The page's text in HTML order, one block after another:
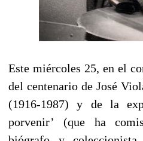
Este miércoles 25, en el
del centenario de José
(1916-1987) y de la
porvenir’ (que ha